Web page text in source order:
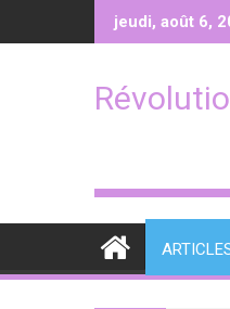
jeudi, août 6,